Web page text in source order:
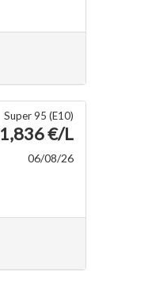
Super 95 (E10)
1,836 €/L
06/08/26